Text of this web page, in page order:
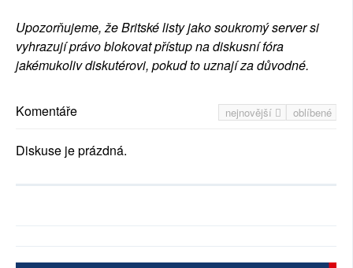
Upozorňujeme, že Britské listy jako soukromý server si
vyhrazují právo blokovat přístup na diskusní fóra
jakémukoliv diskutérovi, pokud to uznají za důvodné.
nejnovější oblíbené
Komentáře
Diskuse je prázdná.